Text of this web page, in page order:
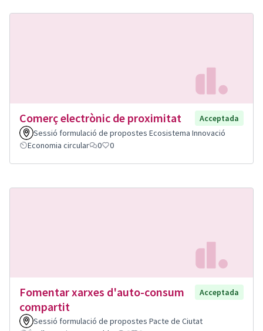
Comerç electrònic de proximitat
Acceptada
Sessió formulació de propostes Ecosistema Innovació
Economia circular
0 0
Fomentar xarxes d'auto-consum
compartit
Acceptada
Sessió formulació de propostes Pacte de Ciutat